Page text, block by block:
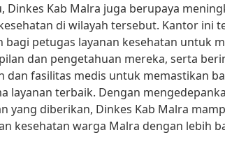
Dinkes Kab Malra juga berupaya
di wilayah tersebut. Kantor ini
bagi petugas layanan kesehatan untuk
dan pengetahuan mereka, serta
dan fasilitas medis untuk memastikan
layanan terbaik. Dengan
yang diberikan, Dinkes Kab Malra
kesehatan warga Malra dengan lebih